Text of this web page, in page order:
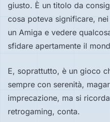
giusto. È un titolo da
cosa poteva significare,
un Amiga e vedere
sfidare apertamente il
E, soprattutto, è un gioco
sempre con serenità,
imprecazione, ma si
retrogaming, conta.